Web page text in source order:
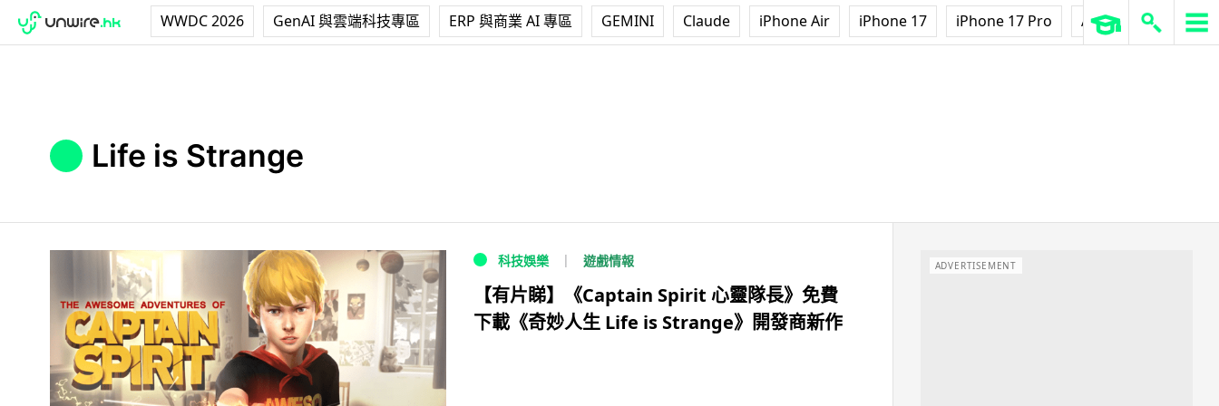
WWDC 2026 GenAI 與雲端科技專區 ERP 與商業 AI 專區 GEMINI Claude iPhone Air iPhone 17 iPhone 17 Pro AirPods Pro 3
Life is Strange
科技娛樂 遊戲情報
【有片睇】《Captain Spirit 心靈隊長》免費
下載《奇妙人生 Life is Strange》開發商新作
ADVERTISEMENT